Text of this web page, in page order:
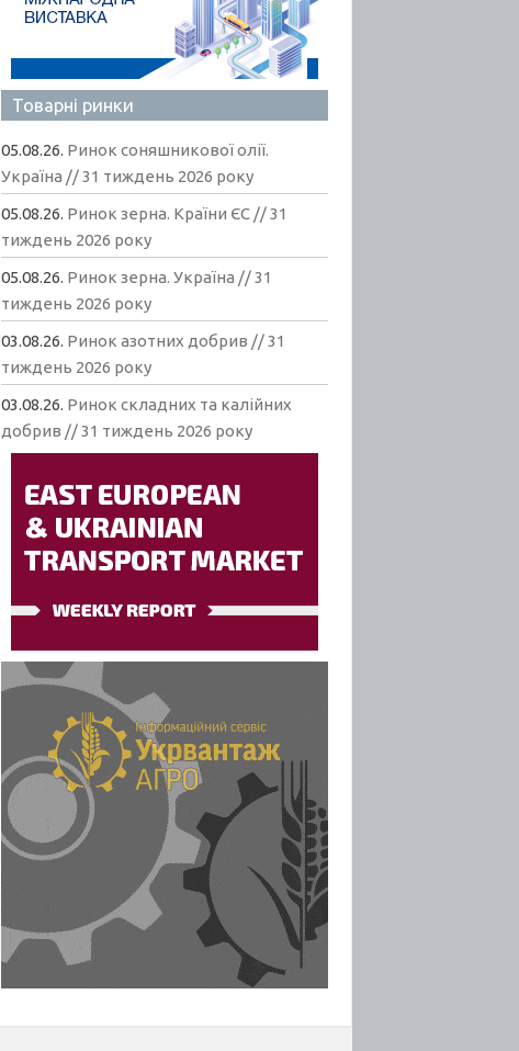
Товарні ринки
05.08.26. Ринок соняшникової олії.
Україна // 31 тиждень 2026 року
05.08.26. Ринок зерна. Країни ЄС // 31
тиждень 2026 року
05.08.26. Ринок зерна. Україна // 31
тиждень 2026 року
03.08.26. Ринок азотних добрив // 31
тиждень 2026 року
03.08.26. Ринок складних та калійних
добрив // 31 тиждень 2026 року